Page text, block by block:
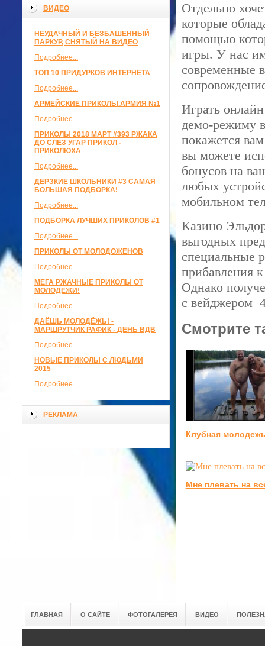
ВИДЕО
НЕУДАЧНЫЙ И БЕЗБАШЕННЫЙ
ПАРКУР, СНЯТЫЙ НА ВИДЕО
Подробнее...
ТОП 10 ПРИДУРКОВ ИНТЕРНЕТА
Подробнее...
АРМЕЙСКИЕ ПРИКОЛЫ.АРМИЯ №1
Подробнее...
ПРИКОЛЫ 2018 МАРТ #393 РЖАКА
ДО СЛЕЗ УГАР ПРИКОЛ -
ПРИКОЛЮХА
Подробнее...
ДЕРЗКИЕ ШКОЛЬНИКИ #3 САМАЯ
БОЛЬШАЯ ПОДБОРКА!
Подробнее...
ПОДБОРКА ЛУЧШИХ ПРИКОЛОВ #1
Подробнее...
ПРИКОЛЫ ОТ МОЛОДОЖЕНОВ
Подробнее...
МЕГА РЖАЧНЫЕ ПРИКОЛЫ ОТ
МОЛОДЕЖИ!
Подробнее...
ДАЁШЬ МОЛОДЁЖЬ! -
МАРШРУТЧИК РАФИК - ДЕНЬ ВДВ
Подробнее...
НОВЫЕ ПРИКОЛЫ С ЛЮДЬМИ
2015
Подробнее...
РЕКЛАМА
Отдельно
которые
помощью
игры. У нас
современные
Играть
демо-режиму
покажется
вы можете
бонусов на
любых
мобильном
Казино
выгодных
специальные
прибавления
Однако
с вейджером
Смотрите
Клубная
Мне плевать на
ГЛАВНАЯ О САЙТЕ ФОТОГАЛЕРЕЯ ВИДЕО